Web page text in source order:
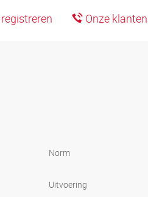
Onze
Norm
Uitvoering